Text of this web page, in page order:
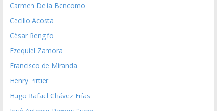
Carmen Delia Bencomo
Cecilio Acosta
César Rengifo
Ezequiel Zamora
Francisco de Miranda
Henry Pittier
Hugo Rafael Chávez Frías